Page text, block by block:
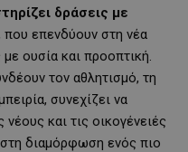
δράσεις με
που επενδύουν στη νέα
με ουσία και προοπτική.
τον αθλητισμό, τη
συνεχίζει να
και τις οικογένειές
διαμόρφωση ενός πιο